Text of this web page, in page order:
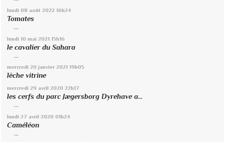
lundi 08 août 2022 16h24
Tomates
...
lundi 10 mai 2021 15h16
le cavalier du Sahara
mercredi 20 janvier 2021 19h05
lèche vitrine
mercredi 29 avril 2020 22h17
les cerfs du parc Jægersborg Dyrehave a...
lundi 27 avril 2020 01h24
Caméléon